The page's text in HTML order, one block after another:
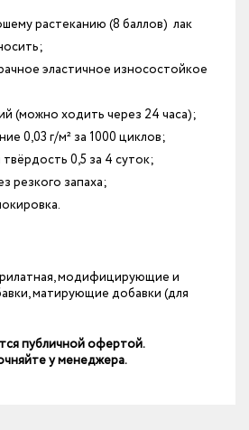
растеканию (8 баллов) лак
эластичное износостойкое
(можно ходить через 24 часа);
0,03 г/м² за 1000 циклов;
0,5 за 4 суток;
резкого запаха;
модифицирующие и
матирующие добавки (для
публичной офертой.
у менеджера.